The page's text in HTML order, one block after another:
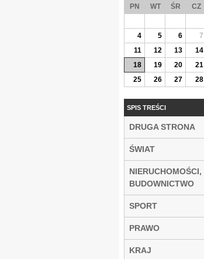
PN WT ŚR CZ
4
5 6 7
11
12 13 14
18
19 20 21
25
26 27 28
SPIS TREŚCI
DRUGA STRONA
ŚWIAT
NIERUCHOMOŚCI,
BUDOWNICTWO
SPORT
PRAWO
KRAJ